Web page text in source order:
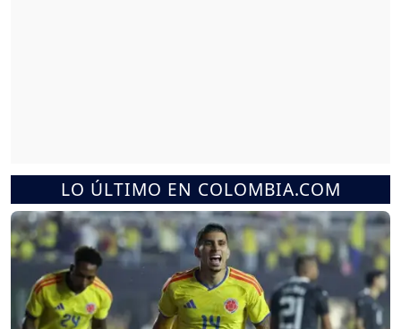
LO ÚLTIMO EN COLOMBIA.COM